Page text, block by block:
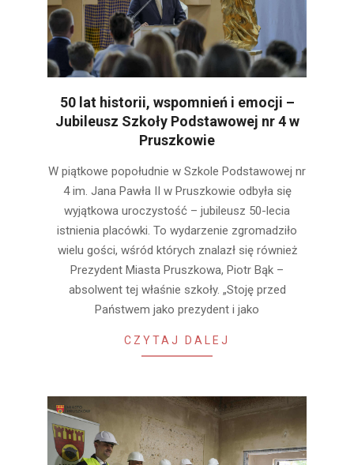
50 lat historii, wspomnień i emocji –
Jubileusz Szkoły Podstawowej nr 4 w
Pruszkowie
10-
W piątkowe popołudnie w Szkole Podstawowej nr
4 im. Jana Pawła II w Pruszkowie odbyła się
wyjątkowa uroczystość – jubileusz 50-lecia
istnienia placówki. To wydarzenie zgromadziło
wielu gości, wśród których znalazł się również
Prezydent Miasta Pruszkowa, Piotr Bąk –
absolwent tej właśnie szkoły. „Stoję przed
Państwem jako prezydent i jako
CZYTAJ DALEJ